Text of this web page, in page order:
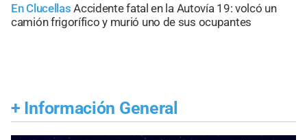
En Clucellas Accidente fatal en la Autovía 19: volcó un
camión frigorífico y murió uno de sus ocupantes
+ Información General